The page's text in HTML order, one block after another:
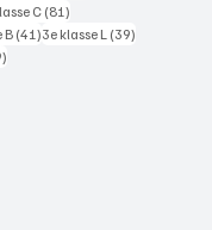
C (81)
B (41)41 posts
3e klasse L (39)